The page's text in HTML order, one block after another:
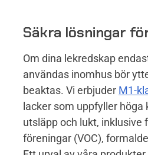
Säkra lösningar
Om dina lekredskap
användas inomhus bör
beaktas. Vi erbjuder M1-
lacker som uppfyller höga
utsläpp och lukt, inklusive
föreningar (VOC),